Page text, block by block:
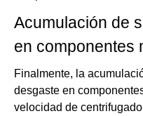
Acumulación de
en componentes
Finalmente, la
desgaste en
velocidad de